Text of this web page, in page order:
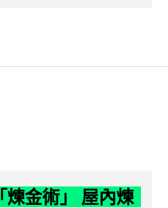
煉金術」 屋內煉